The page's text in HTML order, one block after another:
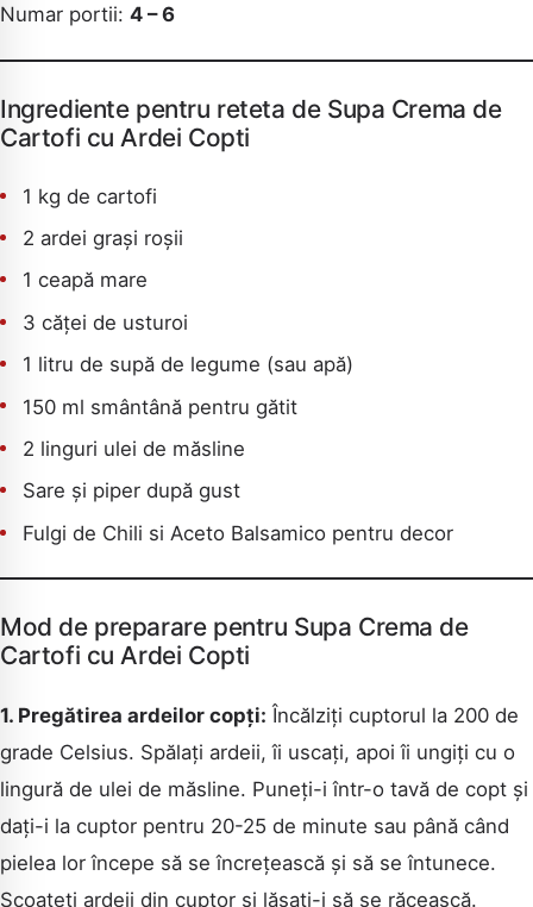
CAUTA
Numar portii: 4 – 6
Ingrediente pentru reteta de Supa Crema de
Cartofi cu Ardei Copti
1 kg de cartofi
2 ardei grași roșii
1 ceapă mare
3 căței de usturoi
1 litru de supă de legume (sau apă)
150 ml smântână pentru gătit
2 linguri ulei de măsline
Sare și piper după gust
Fulgi de Chili si Aceto Balsamico pentru decor
Mod de preparare pentru Supa Crema de
Cartofi cu Ardei Copti
1. Pregătirea ardeilor copți: Încălziți cuptorul la 200 de
grade Celsius. Spălați ardeii, îi uscați, apoi îi ungiți cu o
lingură de ulei de măsline. Puneți-i într-o tavă de copt și
dați-i la cuptor pentru 20-25 de minute sau până când
pielea lor începe să se încrețească și să se întunece.
Scoateți ardeii din cuptor și lăsați-i să se răcească.